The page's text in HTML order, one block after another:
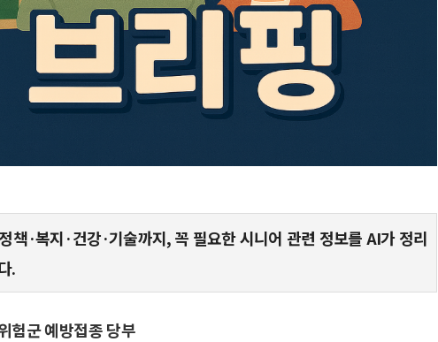
책·복지·건강·기술까지, 꼭 필요한 시니어 관련 정보를 AI가 정리
.
군 예방접종 당부